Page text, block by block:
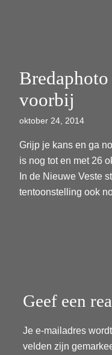
voorbij
oktober 24, 2014
Grijp je kans en ga
is nog tot en met 26
In de Nieuwe Veste
tentoonstelling ook
Geef een
Je e-mailadres
velden zijn